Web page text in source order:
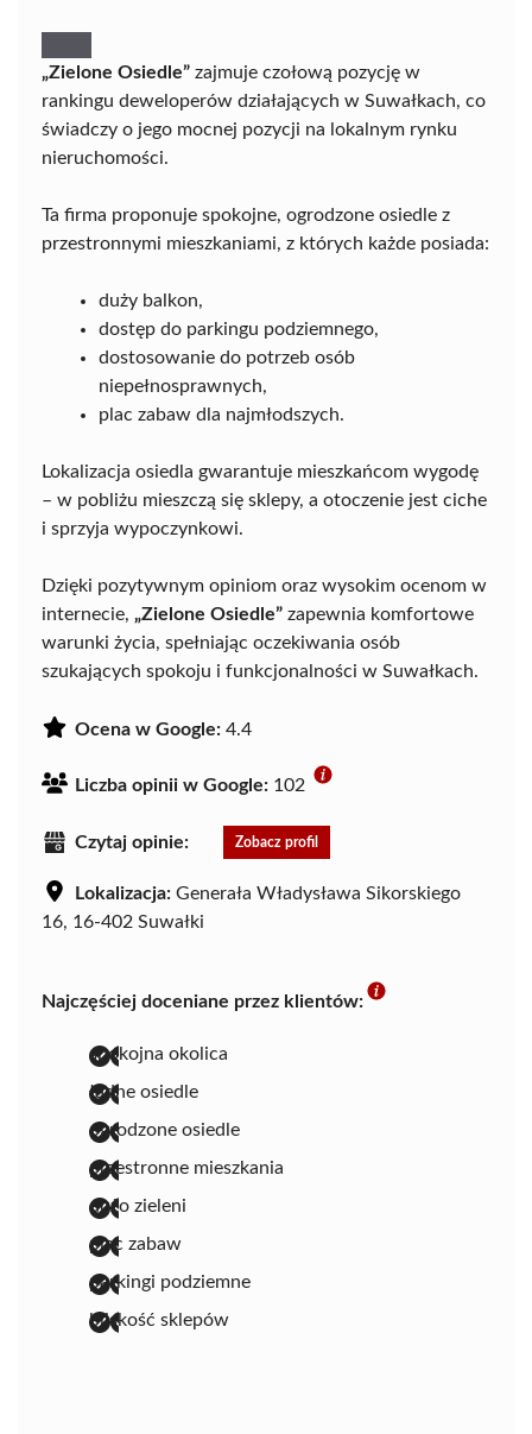
„Zielone Osiedle” zajmuje czołową pozycję w
rankingu deweloperów działających w Suwałkach, co
świadczy o jego mocnej pozycji na lokalnym rynku
nieruchomości.
Ta firma proponuje spokojne, ogrodzone osiedle z
przestronnymi mieszkaniami, z których każde posiada:
duży balkon,
dostęp do parkingu podziemnego,
dostosowanie do potrzeb osób
niepełnosprawnych,
plac zabaw dla najmłodszych.
Lokalizacja osiedla gwarantuje mieszkańcom wygodę
– w pobliżu mieszczą się sklepy, a otoczenie jest ciche
i sprzyja wypoczynkowi.
Dzięki pozytywnym opiniom oraz wysokim ocenom w
internecie, „Zielone Osiedle” zapewnia komfortowe
warunki życia, spełniając oczekiwania osób
szukających spokoju i funkcjonalności w Suwałkach.
Ocena w Google: 4.4
Liczba opinii w Google: 102
Czytaj opinie: Zobacz profil
Lokalizacja: Generała Władysława Sikorskiego
16, 16-402 Suwałki
Najczęściej doceniane przez klientów:
spokojna okolica
ładne osiedle
ogrodzone osiedle
przestronne mieszkania
dużo zieleni
plac zabaw
parkingi podziemne
bliskość sklepów